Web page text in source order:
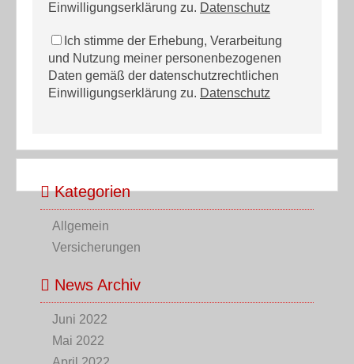
Einwilligungserklärung zu. Datenschutz
Ich stimme der Erhebung, Verarbeitung
und Nutzung meiner personenbezogenen
Daten gemäß der datenschutzrechtlichen
Einwilligungserklärung zu. Datenschutz
Kategorien
Allgemein
Versicherungen
News Archiv
Juni 2022
Mai 2022